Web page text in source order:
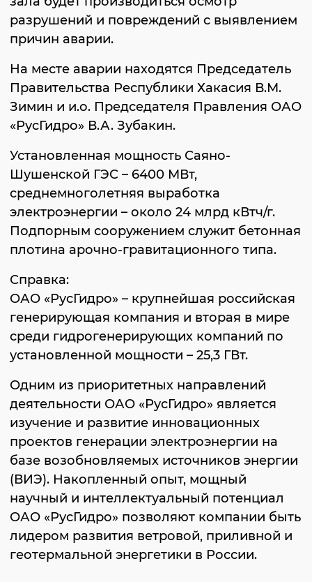
разрушений и повреждений с выявлением
причин аварии.
На месте аварии находятся Председатель
Правительства Республики Хакасия В.М.
Зимин и и.о. Председателя Правления ОАО
«РусГидро» В.А. Зубакин.
Установленная мощность Саяно-
Шушенской ГЭС – 6400 МВт,
среднемноголетняя выработка
электроэнергии – около 24 млрд кВтч/г.
Подпорным сооружением служит бетонная
плотина арочно-гравитационного типа.
Справка:
ОАО «РусГидро» – крупнейшая российская
генерирующая компания и вторая в мире
среди гидрогенерирующих компаний по
установленной мощности – 25,3 ГВт.
Одним из приоритетных направлений
деятельности ОАО «РусГидро» является
изучение и развитие инновационных
проектов генерации электроэнергии на
базе возобновляемых источников энергии
(ВИЭ). Накопленный опыт, мощный
научный и интеллектуальный потенциал
ОАО «РусГидро» позволяют компании быть
лидером развития ветровой, приливной и
геотермальной энергетики в России.